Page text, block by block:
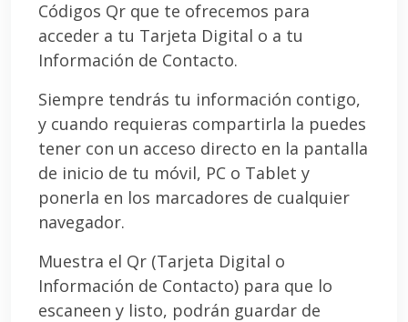
Códigos Qr que te ofrecemos para
acceder a tu Tarjeta Digital o a tu
Información de Contacto.
Siempre tendrás tu información contigo,
y cuando requieras compartirla la puedes
tener con un acceso directo en la pantalla
de inicio de tu móvil, PC o Tablet y
ponerla en los marcadores de cualquier
navegador.
Muestra el Qr (Tarjeta Digital o
Información de Contacto) para que lo
escaneen y listo, podrán guardar de